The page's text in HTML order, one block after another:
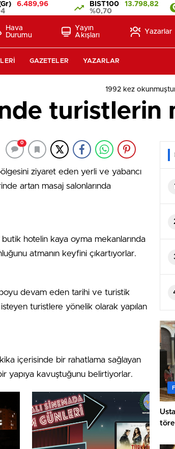
6.489,96
BIST100
13.798,82
%0,70
Hava
Durumu
Yayın
Akışları
Yazarlar
GAZETELER YAZARLAR
1992 kez
turistlerin
0
ziyaret eden yerli ve yabancı
artan masaj salonlarında
hotelin kaya oyma mekanlarında
atmanın keyfini çıkartıyorlar.
devam eden tarihi ve turistik
turistlere yönelik olarak yapılan
içerisinde bir rahatlama sağlayan
yapıya kavuştuğunu belirtiyorlar.
1